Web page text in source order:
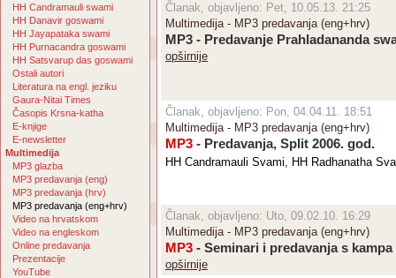
HH Candramauli swami
HH Danavir goswami
HH Jayapataka swami
HH Purnacandra goswami
HH Satsvarup das goswami
Ostali autori
Literatura na engl. jeziku
Gaura-Nitai Times
Časopis Krsna-katha
E-knjige
E-newsletter
Multimedija
MP3 glazba
MP3 predavanja (eng)
MP3 predavanja (hrv)
MP3 predavanja (eng+hrv)
Video na hrvatskom
Video na engleskom
Online predavanja
Prezentacije
YouTube
Članak, objavljeno: Pet, 10.05.13. 21:25
Multimedija - MP3 predavanja (eng+hrv)
MP3 - Predavanje Prahladananda
opširnije
Članak, objavljeno: Pon, 04.04.11. 18:51
Multimedija - MP3 predavanja (eng+hrv)
MP3 - Predavanja, Split 2006. god.
HH Candramauli Svami, HH Radhanatha
Članak, objavljeno: Uto, 09.02.10. 16:29
Multimedija - MP3 predavanja (eng+hrv)
MP3 - Seminari i predavanja s kampa
opširnije